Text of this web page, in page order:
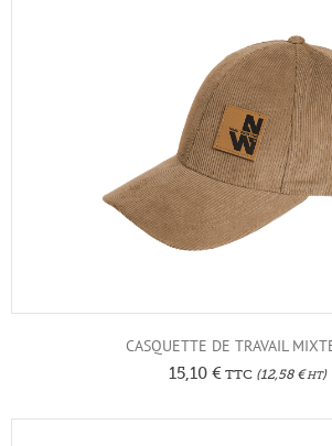
CASQUETTE DE TRAVAIL
15,10 €TTC(12,58 €HT)